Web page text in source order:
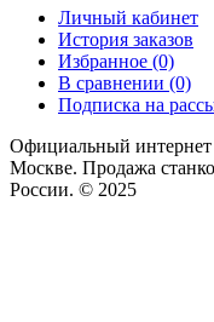
Личный кабинет
История заказов
Избранное (0)
В сравнении (0)
Подписка на
Официальный
Москве. Продажа
России. © 2025